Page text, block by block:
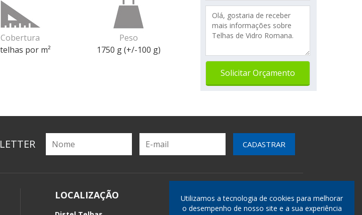
Cobertura
por m²
Peso
1750 g (+/-100 g)
LOCALIZAÇÃO TELEFONES
Utilizamos a tecnologia de cookies para melhorar
o desempenho de nosso site e a sua experiência